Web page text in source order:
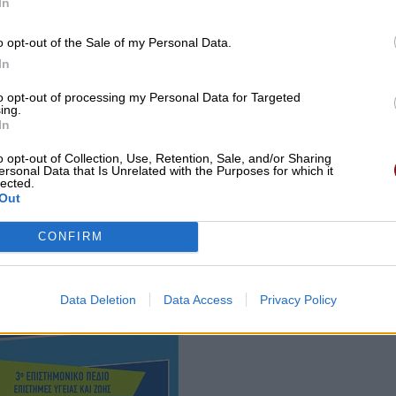
opt-out of the Sale of my Personal Data.
opt-out of processing my Personal Data for Targeted
opt-out of Collection, Use, Retention, Sale, and/or Sharing
Data that Is Unrelated with the Purposes for which it
CONFIRM
Data Deletion Data Access Privacy Policy
Μαρτίου 1821 η Περιφερειακή Ενότητα Λάρισας
πρόγραμμα εκδηλώσεων: